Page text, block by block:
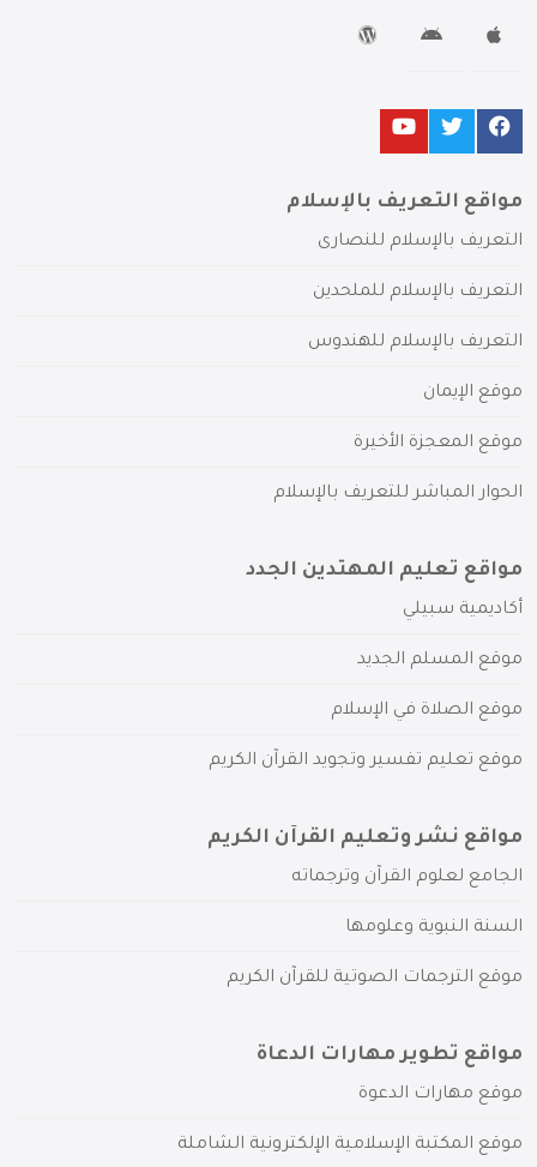
مواقع التعريف بالإسلام
التعريف بالإسلام للنصارى
التعريف بالإسلام للملحدين
التعريف بالإسلام للهندوس
موقع الإيمان
موقع المعجزة الأخيرة
الحوار المباشر للتعريف بالإسلام
مواقع تعليم المهتدين الجدد
أكاديمية سبيلي
موقع المسلم الجديد
موقع الصلاة في الإسلام
موقع تعليم تفسير وتجويد القرآن الكريم
مواقع نشر وتعليم القرآن الكريم
الجامع لعلوم القرآن وترجماته
السنة النبوية وعلومها
موقع الترجمات الصوتية للقرآن الكريم
مواقع تطوير مهارات الدعاة
موقع مهارات الدعوة
موقع المكتبة الإسلامية الإلكترونية الشاملة